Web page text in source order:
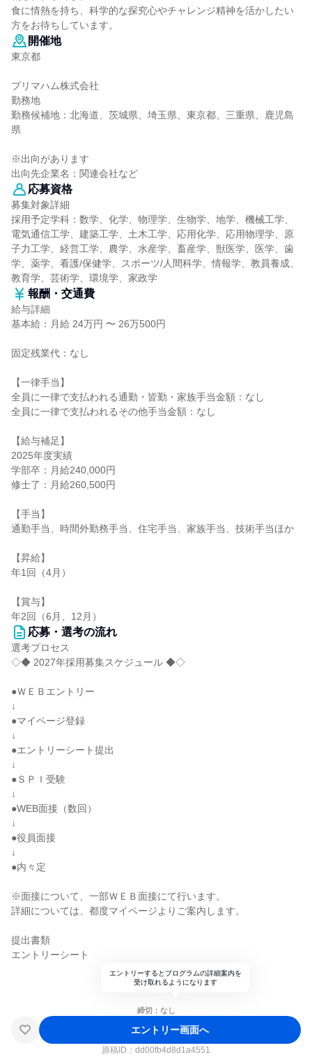
食に情熱を持ち、科学的な探究心やチャレンジ精神を活かしたい
方をお待ちしています。
開催地
東京都
プリマハム株式会社
勤務地
勤務候補地：北海道、茨城県、埼玉県、東京都、三重県、鹿児島
県
※出向があります
出向先企業名：関連会社など
応募資格
募集対象詳細
採用予定学科：数学、化学、物理学、生物学、地学、機械工学、
電気通信工学、建築工学、土木工学、応用化学、応用物理学、原
子力工学、経営工学、農学、水産学、畜産学、獣医学、医学、歯
学、薬学、看護/保健学、スポーツ/人間科学、情報学、教員養成、
教育学、芸術学、環境学、家政学
報酬・交通費
給与詳細
基本給：月給 24万円 〜 26万500円
固定残業代：なし
【一律手当】
全員に一律で支払われる通勤・皆勤・家族手当金額：なし
全員に一律で支払われるその他手当金額：なし
【給与補足】
2025年度実績
学部卒：月給240,000円
修士了：月給260,500円
【手当】
通勤手当、時間外勤務手当、住宅手当、家族手当、技術手当ほか
【昇給】
年1回（4月）
【賞与】
年2回（6月、12月）
応募・選考の流れ
選考プロセス
◇◆ 2027年採用募集スケジュール ◆◇
●ＷＥＢエントリー
↓
●マイページ登録
↓
●エントリーシート提出
↓
●ＳＰＩ受験
↓
●WEB面接（数回）
↓
●役員面接
↓
●内々定
※面接について、一部ＷＥＢ面接にて行います。
詳細については、都度マイページよりご案内します。
提出書類
エントリーシート
エントリーするとプログラムの詳細案内を
受け取れるようになります
締切：なし
エントリー画面へ
原稿ID： dd00fb4d8d1a4551